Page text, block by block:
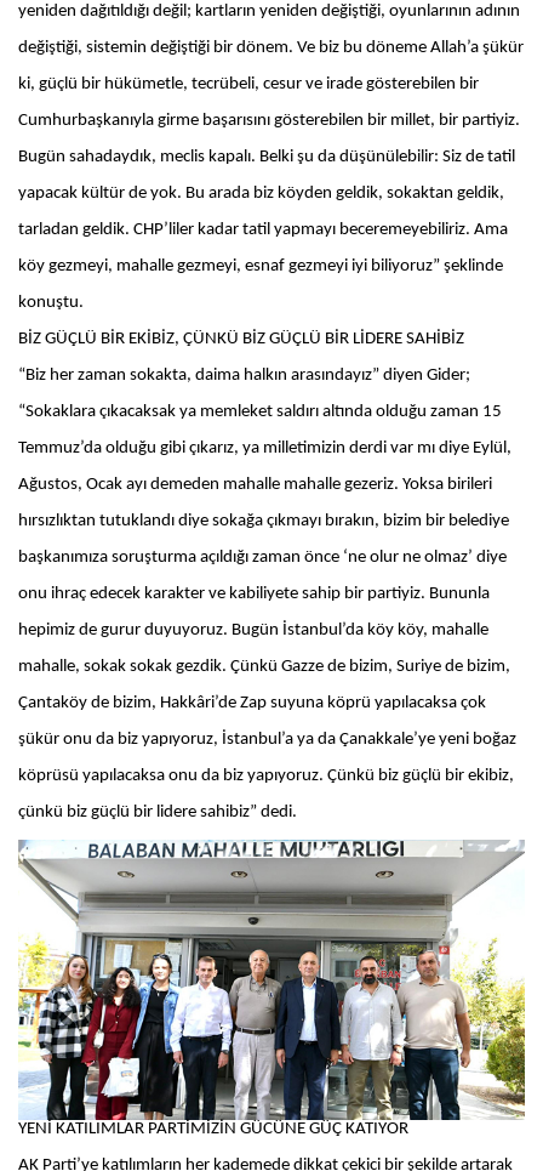
yeniden dağıtıldığı değil; kartların yeniden değiştiği, oyunlarının adının
değiştiği, sistemin değiştiği bir dönem. Ve biz bu döneme Allah’a şükür
ki, güçlü bir hükümetle, tecrübeli, cesur ve irade gösterebilen bir
Cumhurbaşkanıyla girme başarısını gösterebilen bir millet, bir partiyiz.
Bugün sahadaydık, meclis kapalı. Belki şu da düşünülebilir: Siz de tatil
yapacak kültür de yok. Bu arada biz köyden geldik, sokaktan geldik,
tarladan geldik. CHP’liler kadar tatil yapmayı beceremeyebiliriz. Ama
köy gezmeyi, mahalle gezmeyi, esnaf gezmeyi iyi biliyoruz” şeklinde
konuştu.
BİZ GÜÇLÜ BİR EKİBİZ, ÇÜNKÜ BİZ GÜÇLÜ BİR LİDERE SAHİBİZ
“Biz her zaman sokakta, daima halkın arasındayız” diyen Gider;
“Sokaklara çıkacaksak ya memleket saldırı altında olduğu zaman 15
Temmuz’da olduğu gibi çıkarız, ya milletimizin derdi var mı diye Eylül,
Ağustos, Ocak ayı demeden mahalle mahalle gezeriz. Yoksa birileri
hırsızlıktan tutuklandı diye sokağa çıkmayı bırakın, bizim bir belediye
başkanımıza soruşturma açıldığı zaman önce ‘ne olur ne olmaz’ diye
onu ihraç edecek karakter ve kabiliyete sahip bir partiyiz. Bununla
hepimiz de gurur duyuyoruz. Bugün İstanbul’da köy köy, mahalle
mahalle, sokak sokak gezdik. Çünkü Gazze de bizim, Suriye de bizim,
Çantaköy de bizim, Hakkâri’de Zap suyuna köprü yapılacaksa çok
şükür onu da biz yapıyoruz, İstanbul’a ya da Çanakkale’ye yeni boğaz
köprüsü yapılacaksa onu da biz yapıyoruz. Çünkü biz güçlü bir ekibiz,
çünkü biz güçlü bir lidere sahibiz” dedi.
YENİ KATILIMLAR PARTİMİZİN GÜCÜNE GÜÇ KATIYOR
AK Parti’ye katılımların her kademede dikkat çekici bir şekilde artarak